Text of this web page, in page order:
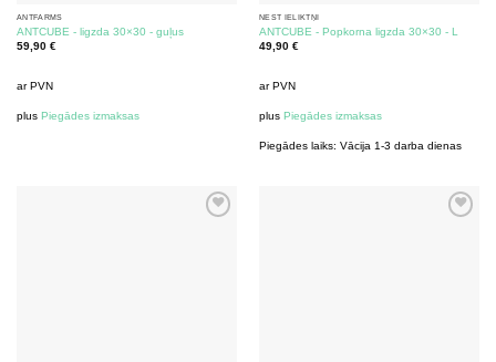
ANTFARMS
ANTCUBE - ligzda 30×30 - guļus
59,90 €
ar PVN
plus Piegādes izmaksas
NEST IELIKTŅI
ANTCUBE - Popkorna ligzda 30×30 - L
49,90 €
ar PVN
plus Piegādes izmaksas
Piegādes laiks: Vācija 1-3 darba dienas